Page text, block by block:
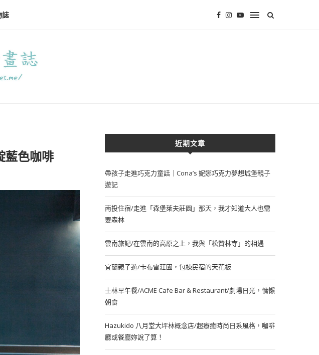
誌
藍色咖啡
近期文章
帶孩子走進巧克力童話｜Cona’s 妮娜巧克力夢想城堡親子
遊記
南投住宿/走進「森堡萊夫莊園」那天，我才知道大人也需
要森林
雲南旅記/在雲南的高原之上，我與「松贊林寺」的相遇
宜蘭親子遊/卡布雷莊園，包棟民宿的天花板
士林早午餐/ACME Cafe Bar & Restaurant/劇場日光，慵懶
朝食
Hazukido 八月堂大坪林概念店/超療癒時尚日系風格，咖啡
廳或餐廳妳說了算！